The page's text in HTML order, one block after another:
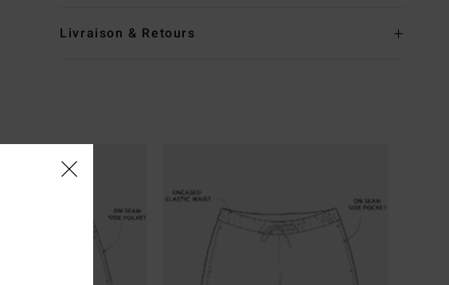
Livraison & Retours